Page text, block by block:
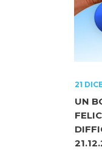
21
UN